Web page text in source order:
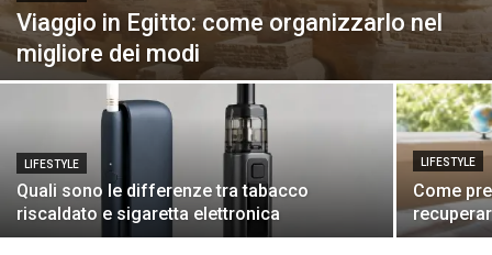
Viaggio in Egitto: come organizzarlo nel
migliore dei modi
LIFESTYLE
Quali sono le differenze tra tabacco
riscaldato e sigaretta elettronica
LIFESTYLE
Come